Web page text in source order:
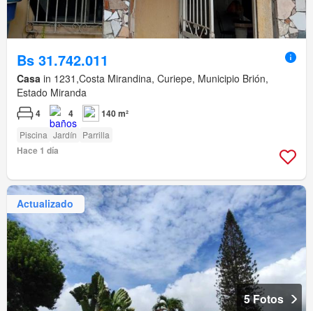
Bs 31.742.011
Casa in 1231,Costa Mirandina, Curiepe, Municipio Brión,
Estado Miranda
4 4 140 m²
Piscina Jardín Parrilla
Hace 1 día
Actualizado
5 Fotos